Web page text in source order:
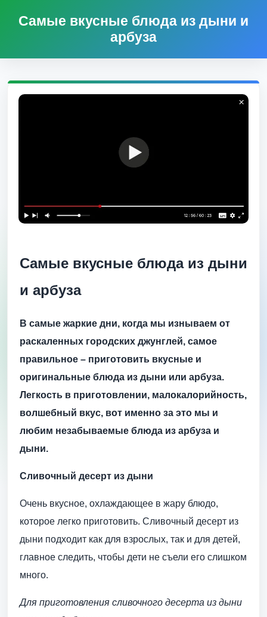
Самые вкусные блюда из дыни и
арбуза
Самые вкусные блюда из дыни
и арбуза
В самые жаркие дни, когда мы изнываем от
раскаленных городских джунглей, самое
правильное – приготовить вкусные и
оригинальные блюда из дыни или арбуза.
Легкость в приготовлении, малокалорийность,
волшебный вкус, вот именно за это мы и
любим незабываемые блюда из арбуза и
дыни.
Сливочный десерт из дыни
Очень вкусное, охлаждающее в жару блюдо,
которое легко приготовить. Сливочный десерт из
дыни подходит как для взрослых, так и для детей,
главное следить, чтобы дети не съели его слишком
много.
Для приготовления сливочного десерта из дыни